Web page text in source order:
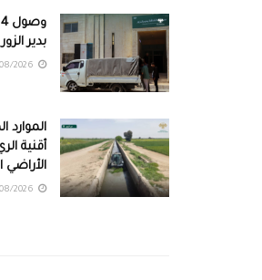
بدير
الموارد
أقنية
الأراضي